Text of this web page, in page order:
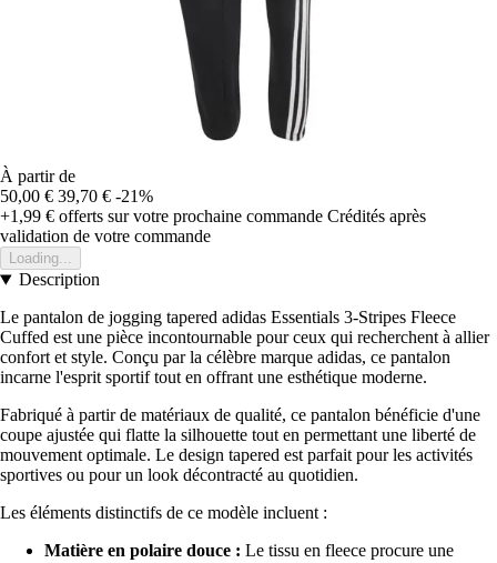
À partir de
50,00 € 39,70 € -21%
+1,99 € offerts sur votre prochaine commande Crédités après
validation de votre commande
Loading...
Description
Le pantalon de jogging tapered adidas Essentials 3-Stripes Fleece
Cuffed est une pièce incontournable pour ceux qui recherchent à allier
confort et style. Conçu par la célèbre marque adidas, ce pantalon
incarne l'esprit sportif tout en offrant une esthétique moderne.
Fabriqué à partir de matériaux de qualité, ce pantalon bénéficie d'une
coupe ajustée qui flatte la silhouette tout en permettant une liberté de
mouvement optimale. Le design tapered est parfait pour les activités
sportives ou pour un look décontracté au quotidien.
Les éléments distinctifs de ce modèle incluent :
Matière en polaire douce : Le tissu en fleece procure une